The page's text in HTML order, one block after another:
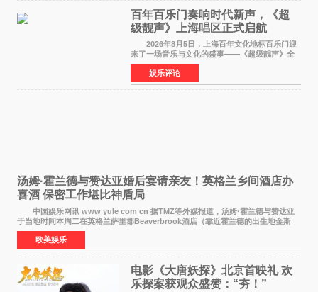
百年百乐门奏响时代新声，《超
级靓声》上海唱区正式启航
2026年8月5日，上海百年文化地标百乐门迎
来了一场音乐与文化的盛事——《超级靓声》全
国励志音乐公益节目上海唱区新闻发布会暨启动
仪式在此隆重举行。各界领导、嘉宾与媒体朋友
齐聚一堂，共同
娱乐评论
汤姆·霍兰德与赞达亚婚后宴请亲友！英格兰乡间酒店办
喜酒 保密工作堪比神盾局
中国娱乐网讯 www yule com cn 据TMZ等外媒报道，汤姆·霍兰德与赞达亚
于当地时间本周二在英格兰萨里郡Beaverbrook酒店（靠近霍兰德的出生地金斯
顿）举办婚宴，邀请家人与朋友们喝喜酒，庆祝
欧美娱乐
电影《大唐妖探》北京首映礼 欢
乐探案获观众盛赞：“夯！”